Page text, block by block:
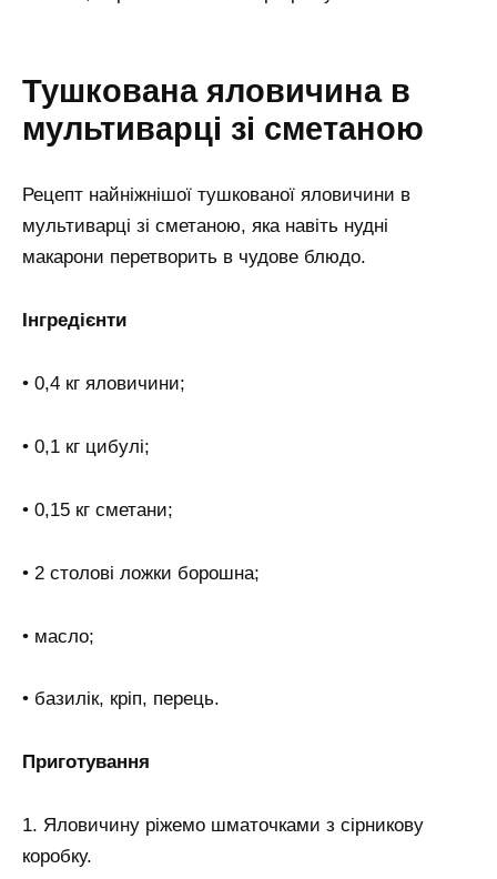
Тушкована яловичина в
мультиварці зі сметаною
Рецепт найніжнішої тушкованої яловичини в
мультиварці зі сметаною, яка навіть нудні
макарони перетворить в чудове блюдо.
Інгредієнти
• 0,4 кг яловичини;
• 0,1 кг цибулі;
• 0,15 кг сметани;
• 2 столові ложки борошна;
• масло;
• базилік, кріп, перець.
Приготування
1. Яловичину ріжемо шматочками з сірникову
коробку.